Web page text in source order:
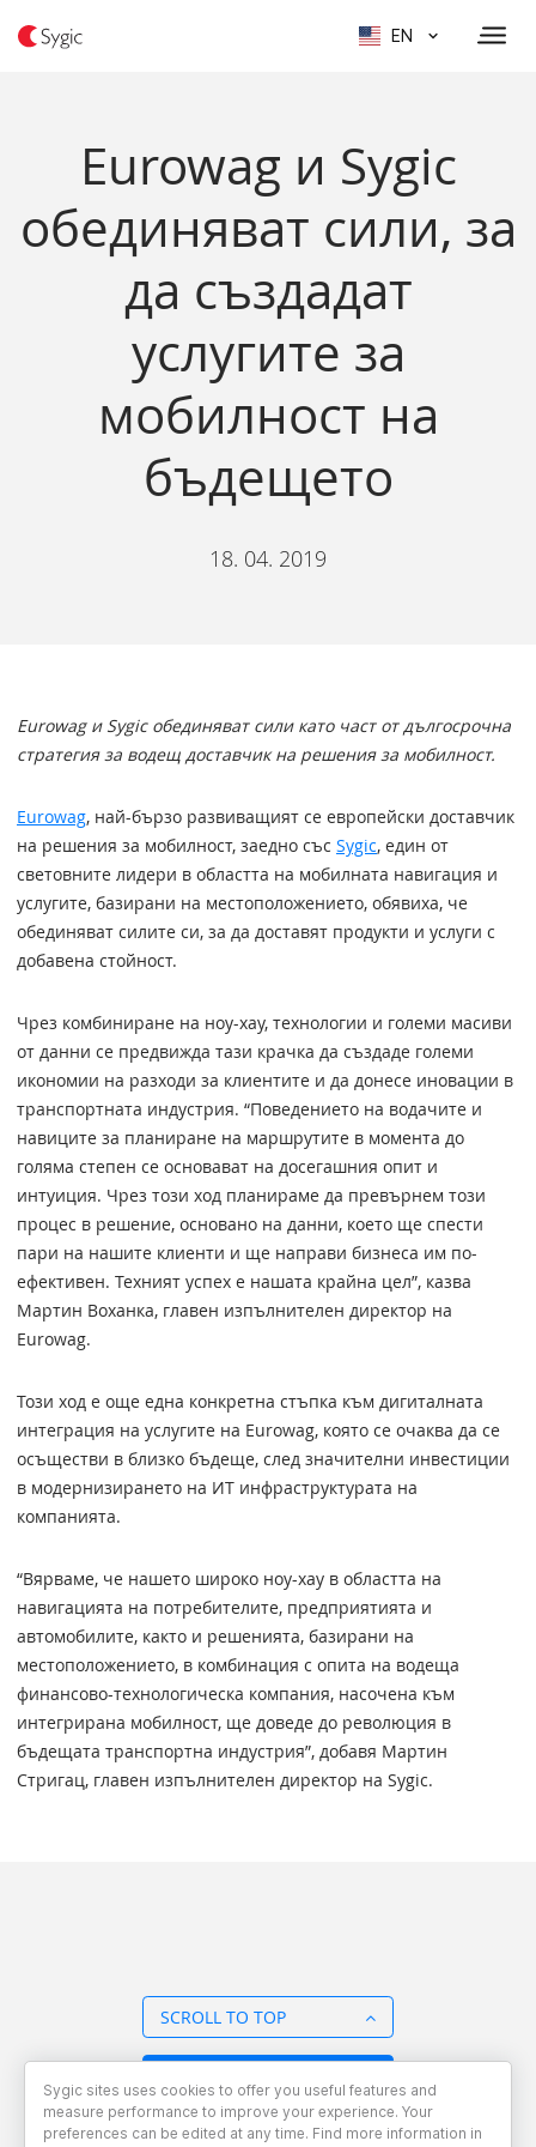
EN
Eurowag и Sygic
обединяват сили, за
да създадат
услугите за
мобилност на
бъдещето
18. 04. 2019
Eurowag и Sygic обединяват сили като част от дългосрочна
стратегия за водещ доставчик на решения за мобилност.
Eurowag, най-бързо развиващият се европейски доставчик
на решения за мобилност, заедно със Sygic, един от
световните лидери в областта на мобилната навигация и
услугите, базирани на местоположението, обявиха, че
обединяват силите си, за да доставят продукти и услуги с
добавена стойност.
Чрез комбиниране на ноу-хау, технологии и големи масиви
от данни се предвижда тази крачка да създаде големи
икономии на разходи за клиентите и да донесе иновации в
транспортната индустрия. “Поведението на водачите и
навиците за планиране на маршрутите в момента до
голяма степен се основават на досегашния опит и
интуиция. Чрез този ход планираме да превърнем този
процес в решение, основано на данни, което ще спести
пари на нашите клиенти и ще направи бизнеса им по-
ефективен. Техният успех е нашата крайна цел”, казва
Мартин Воханка, главен изпълнителен директор на
Eurowag.
Този ход е още една конкретна стъпка към дигиталната
интеграция на услугите на Eurowag, която се очаква да се
осъществи в близко бъдеще, след значителни инвестиции
в модернизирането на ИТ инфраструктурата на
компанията.
“Вярваме, че нашето широко ноу-хау в областта на
навигацията на потребителите, предприятията и
автомобилите, както и решенията, базирани на
местоположението, в комбинация с опита на водеща
финансово-технологическа компания, насочена към
интегрирана мобилност, ще доведе до революция в
бъдещата транспортна индустрия”, добавя Мартин
Стригац, главен изпълнителен директор на Sygic.
SCROLL TO TOP
Sygic sites uses cookies to offer you useful features and
measure performance to improve your experience. Your
preferences can be edited at any time. Find more information in